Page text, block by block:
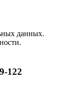
данных.
122